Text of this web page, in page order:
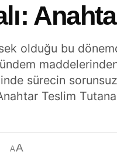
olduğu bu
sürecin
Teslim
AA